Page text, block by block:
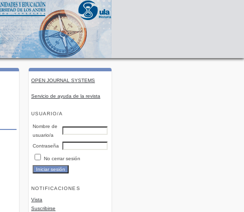
OPEN JOURNAL SYSTEMS
Servicio de ayuda de la revista
USUARIO/A
Nombre de
usuario/a
Contraseña
No cerrar sesión
NOTIFICACIONES
Vista
Suscribirse